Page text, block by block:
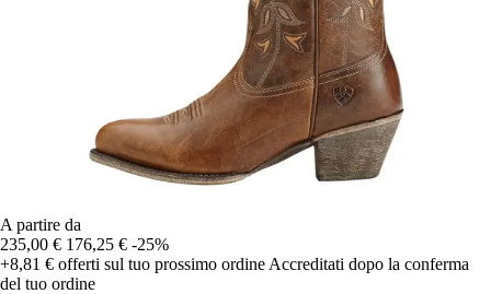
A partire da
235,00 € 176,25 € -25%
+8,81 € offerti sul tuo prossimo ordine Accreditati dopo la conferma
del tuo ordine